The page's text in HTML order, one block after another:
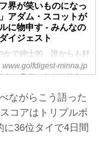
フ界が笑いものになっ
アダム・スコットが
に物申す - みんなの
イジェスト
かで紳士的、誰からも好
世界ナンバー1プレーヤ
ム・スコットが辛辣な言
ゃまるでゴルフ界が笑い
という彼の真意とは？
www.golfdigest-minna.jp
ながらこう語った
コアはトリプルボ
に36位タイで4日間